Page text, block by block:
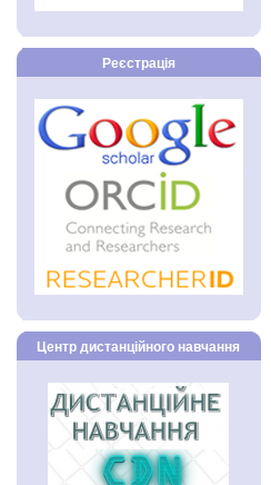
Реєстрація
Центр дистанційного навчання